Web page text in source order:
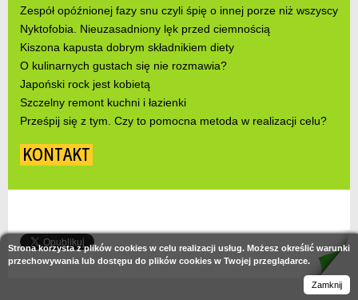
Zespół opóźnionej fazy snu czyli śpię o innej porze niż wszyscy
Nyktofobia. Nieuzasadniony lęk przed ciemnością
Kiszona kapusta dobrym składnikiem diety
O kulinarnych gustach się nie rozmawia?
Japoński rock jest kobietą
Szczelny remont kuchni i łazienki
Prześpij się z tym. Czy to pomocna metoda w realizacji celu?
KONTAKT
Strona korzysta z plików cookies w celu realizacji usług. Możesz określić warunki
przechowywania lub dostępu do plików cookies w Twojej przeglądarce.
Zamknij